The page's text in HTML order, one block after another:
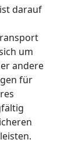
ist darauf
um
andere
für